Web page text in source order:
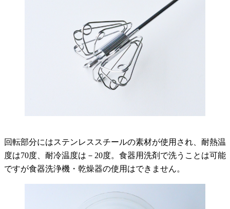
回転部分にはステンレススチールの素材が使用され、耐熱温
度は70度、耐冷温度は－20度。食器用洗剤で洗うことは可能
ですが食器洗浄機・乾燥器の使用はできません。